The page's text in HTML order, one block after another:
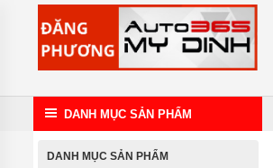
XE Ô
DANH MỤC SẢN PHẨM
DANH MỤC SẢN PHẨM